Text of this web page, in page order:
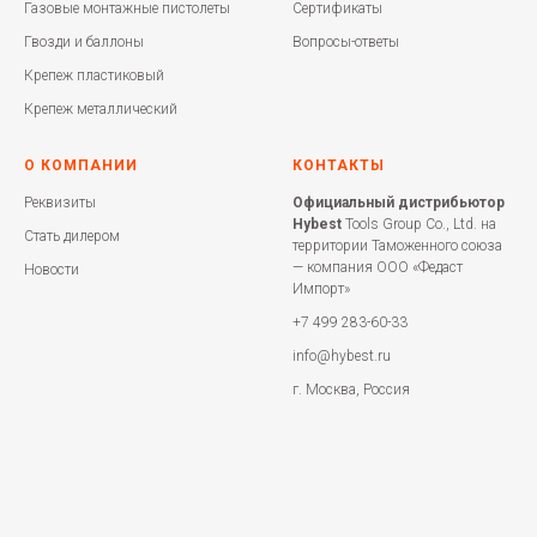
Газовые монтажные пистолеты
Гвозди и баллоны
Крепеж пластиковый
Крепеж металлический
Сертификаты
Вопросы-ответы
О КОМПАНИИ
Реквизиты
Стать дилером
Новости
КОНТАКТЫ
Официальный дистрибьютор
Hybest Tools Group Co., Ltd. на
территории Таможенного союза
— компания ООО «Федаст
Импорт»
+7 499 283-60-33
info@hybest.ru
г. Москва, Россия